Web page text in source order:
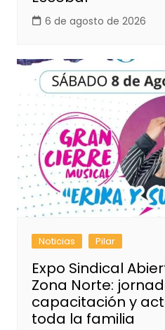
6 de agosto de 2026
Noticias Pilar
Expo Sindical
Zona Norte:
capacitación y
toda la familia